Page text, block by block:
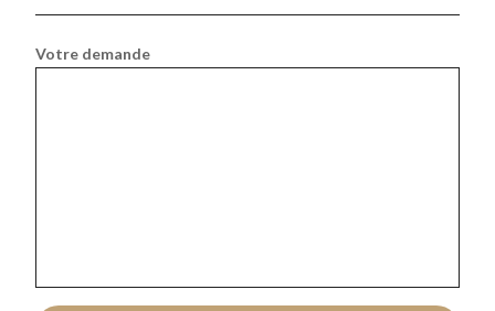
Votre demande